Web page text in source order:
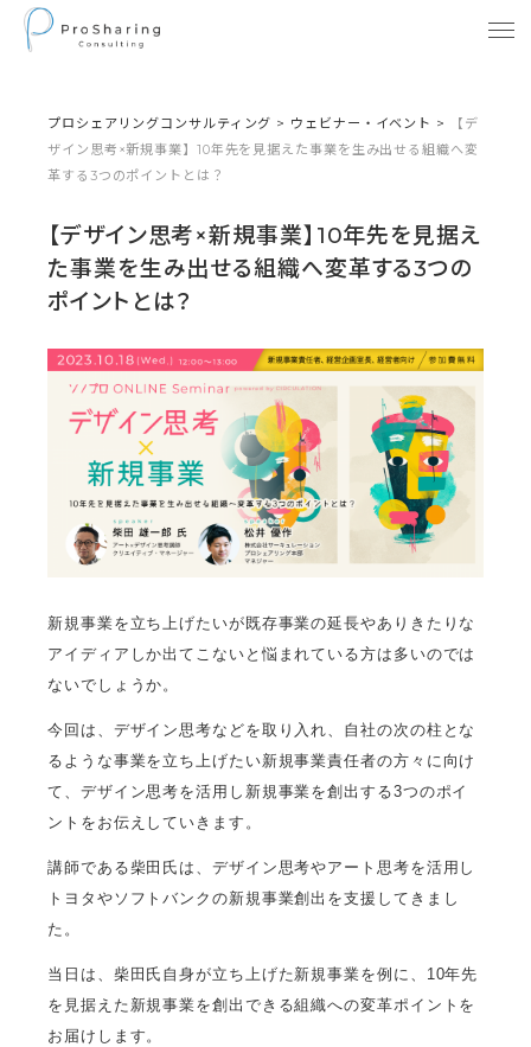
プロシェアリングコンサルティング > ウェビナー・イベント >
【デ
ザイン思考×新規事業】10年先を見据えた事業を生み出せる組織へ変
革する3つのポイントとは？
【デザイン思考×新規事業】10年先を見据え
た事業を生み出せる組織へ変革する3つの
ポイントとは？
新規事業を立ち上げたいが既存事業の延長やありきたりな
アイディアしか出てこないと悩まれている方は多いのでは
ないでしょうか。
今回は、デザイン思考などを取り入れ、自社の次の柱とな
るような事業を立ち上げたい新規事業責任者の方々に向け
て、デザイン思考を活用し新規事業を創出する3つのポイ
ントをお伝えしていきます。
講師である柴田氏は、デザイン思考やアート思考を活用し
トヨタやソフトバンクの新規事業創出を支援してきまし
た。
当日は、柴田氏自身が立ち上げた新規事業を例に、10年先
を見据えた新規事業を創出できる組織への変革ポイントを
お届けします。